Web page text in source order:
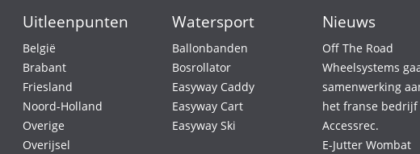
Uitleenpunten
België
Brabant
Friesland
Noord-Holland
Overige
Overijsel
Watersport
Ballonbanden
Bosrollator
Easyway Caddy
Easyway Cart
Easyway Ski
Nieuws
Off The Road
Wheelsystems
samenwerking
het franse bedrijf
Accessrec.
E-Jutter Wombat